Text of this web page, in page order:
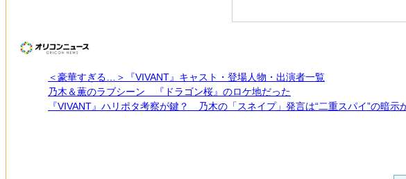
＜豪華すぎる…＞『VIVANT』キャスト・登場人物・出演者一覧
乃木＆薫のラブシーン 『ドラゴン桜』のロケ地だった
『VIVANT』ハリポタ考察が鍵？ 乃木の「スネイプ」発言は“二重スパイ”の暗示